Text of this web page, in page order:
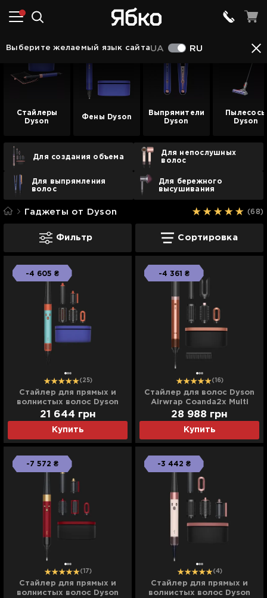
Выберите желаемый язык сайтаUA RU
Стайлеры
Dyson
Фены Dyson
Выпрямители
Dyson
Пылесосы
Dyson
Для создания объема
Для непослушных
волос
Для выпрямления
волос
Для бережного
высушивания
Гаджеты от Dyson (68)
Гаджеты от Dyson
Фильтр Сортировка
-4 605 ₴
(25)
Стайлер для прямых и
волнистых волос Dyson
Airwrap i.d. (Ceramic
Patina/Topaz)
Купить
21 644 грн
-4 361 ₴
(16)
Cтайлер для волос Dyson
Airwrap Coanda2х Multi
Styler & Dryer (Amber Silk)
(143034-01)
Купить
28 988 грн
-7 572 ₴
(17)
Стайлер для прямых и
волнистых волос Dyson
-3 442 ₴
(4)
Стайлер для прямых и
волнистых волос Dyson